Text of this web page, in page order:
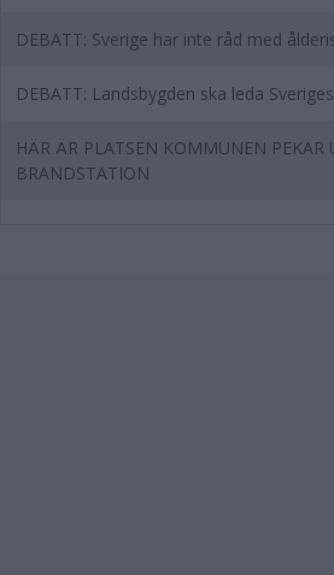
DEBATT: Sverige har inte råd med
DEBATT: Landsbygden ska leda
HÄR ÄR PLATSEN KOMMUNEN PEKAR
BRANDSTATION